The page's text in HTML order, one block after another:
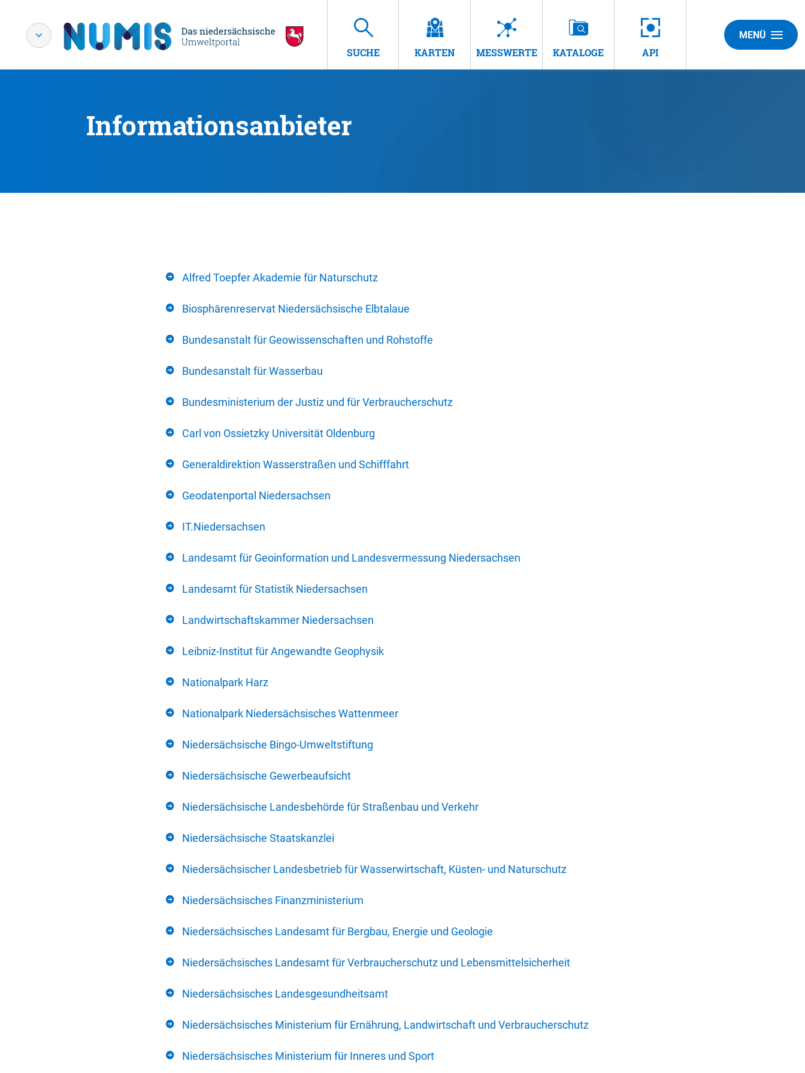
SUCHE KARTEN MESSWERTE KATALOGE API
MENÜ
Informationsanbieter
Alfred Toepfer Akademie für Naturschutz
Biosphärenreservat Niedersächsische Elbtalaue
Bundesanstalt für Geowissenschaften und Rohstoffe
Bundesanstalt für Wasserbau
Bundesministerium der Justiz und für Verbraucherschutz
Carl von Ossietzky Universität Oldenburg
Generaldirektion Wasserstraßen und Schifffahrt
Geodatenportal Niedersachsen
IT.Niedersachsen
Landesamt für Geoinformation und Landesvermessung Niedersachsen
Landesamt für Statistik Niedersachsen
Landwirtschaftskammer Niedersachsen
Leibniz-Institut für Angewandte Geophysik
Nationalpark Harz
Nationalpark Niedersächsisches Wattenmeer
Niedersächsische Bingo-Umweltstiftung
Niedersächsische Gewerbeaufsicht
Niedersächsische Landesbehörde für Straßenbau und Verkehr
Niedersächsische Staatskanzlei
Niedersächsischer Landesbetrieb für Wasserwirtschaft, Küsten- und Naturschutz
Niedersächsisches Finanzministerium
Niedersächsisches Landesamt für Bergbau, Energie und Geologie
Niedersächsisches Landesamt für Verbraucherschutz und Lebensmittelsicherheit
Niedersächsisches Landesgesundheitsamt
Niedersächsisches Ministerium für Ernährung, Landwirtschaft und Verbraucherschutz
Niedersächsisches Ministerium für Inneres und Sport